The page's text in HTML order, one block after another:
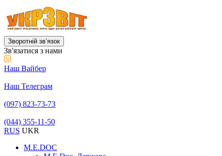
Зворотній звʼязок
Зв'язатися з нами
Наш Вайбер
Наш Телеграм
(097) 823-73-73
(044) 355-11-50
RUS UKR
M.E.DOC